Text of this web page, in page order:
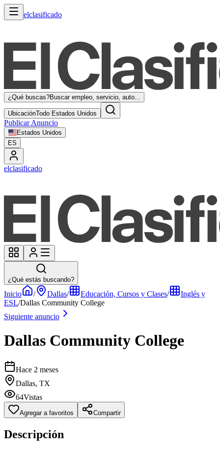
elclasificado
¿Qué buscas?Buscar empleo, servicio, auto...
UbicaciónTodo Estados Unidos
Publicar Anuncio
Estados Unidos
ES
elclasificado
¿Qué estás buscando?
Inicio / Dallas/ Educación, Cursos y Clases/
Inglés y
ESL/Dallas Community College
Siguiente anuncio
Dallas Community College
Hace 2 meses
Dallas, TX
64Vistas
Agregar a favoritos Compartir
Descripción